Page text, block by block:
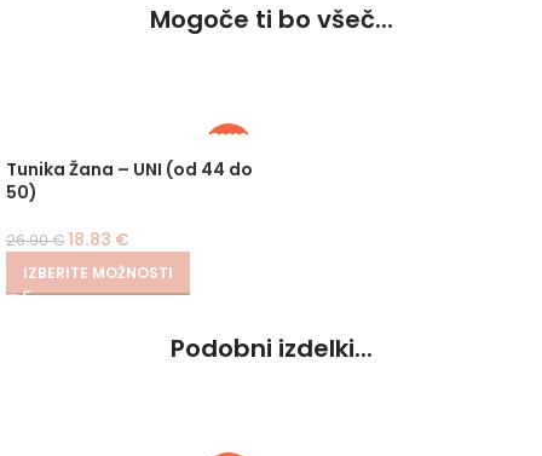
Mogoče ti bo všeč...
PLUS
-30%
Tunika Žana – UNI (od 44 do
50)
26.90€18.83 €
IZBERITE MOŽNOSTI
Podobni izdelki...